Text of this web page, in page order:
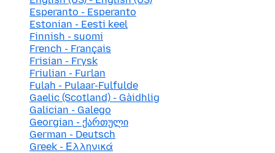
Esperanto - Esperanto
Estonian - Eesti keel
Finnish - suomi
French - Français
Frisian - Frysk
Friulian - Furlan
Fulah - Pulaar-Fulfulde
Gaelic (Scotland) - Gàidhlig
Galician - Galego
Georgian - ქართული
German - Deutsch
Greek - Ελληνικά